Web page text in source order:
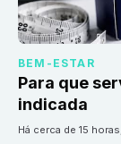
BEM-ESTAR
Para que
indicada
há cerca de 15 horas